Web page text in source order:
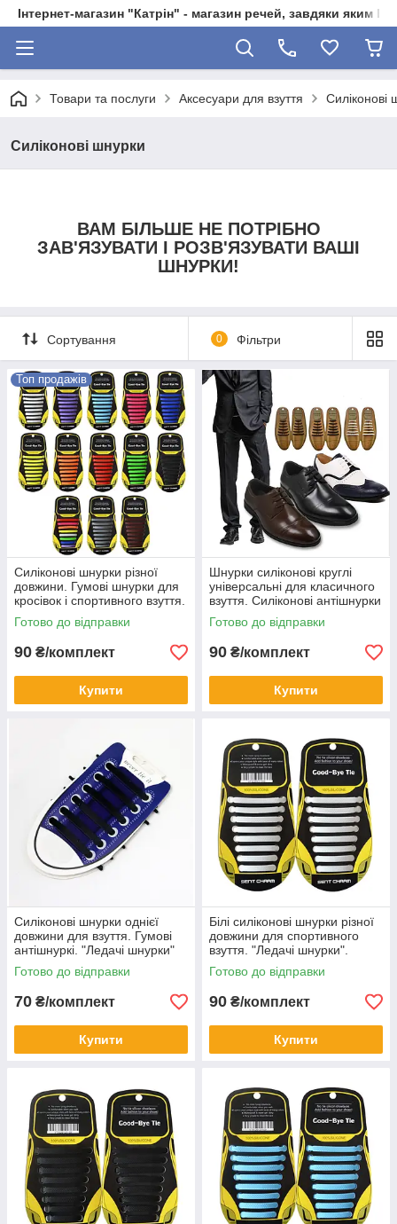
Інтернет-магазин "Катрін" - магазин речей, завдяки яким
Товари та послуги Аксесуари для взуття Силіконові
Силіконові шнурки
ВАМ БІЛЬШЕ НЕ ПОТРІБНО
ЗАВ'ЯЗУВАТИ І РОЗВ'ЯЗУВАТИ ВАШІ
ШНУРКИ!
Сортування 0 Фільтри
Топ продажів
Силіконові шнурки різної
довжини. Гумові шнурки для
кросівок і спортивного взуття.
"Ледачі шнурки"
Готово до відправки
90 ₴/комплект
Купити
Шнурки силіконові круглі
універсальні для класичного
взуття. Силіконові антішнурки
Готово до відправки
90 ₴/комплект
Купити
Силіконові шнурки однієї
довжини для взуття. Гумові
антішнуркі. "Ледачі шнурки"
12 штук в комплекті
Готово до відправки
70 ₴/комплект
Купити
Білі силіконові шнурки різної
довжини для спортивного
взуття. "Ледачі шнурки".
Гумові шнурки для кросівок
Готово до відправки
90 ₴/комплект
Купити